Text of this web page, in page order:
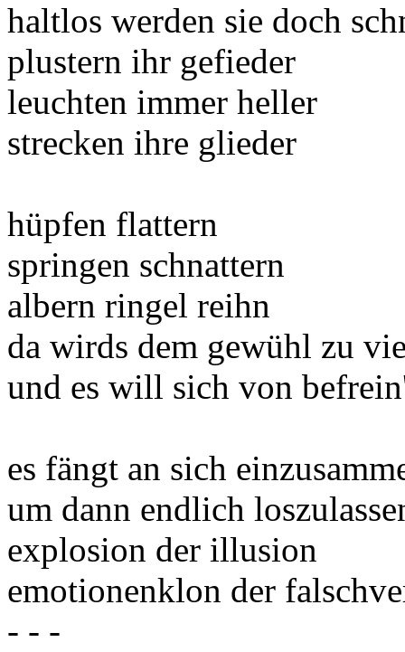
haltlos werden sie doch
plustern ihr gefieder
leuchten immer heller
strecken ihre glieder
hüpfen flattern
springen schnattern
albern ringel reihn
da wirds dem gewühl zu
und es will sich von
es fängt an sich
um dann endlich
explosion der illusion
emotionenklon der
- - -